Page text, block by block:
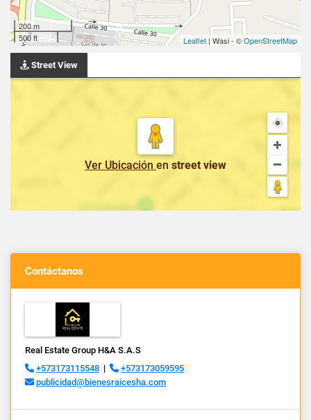
200 m
500 ft
Leaflet | Wasi - ©OpenStreetMap
Street View
Ver Ubicación en street view
Contáctanos
Real Estate Group H&A S.A.S
+573173115548 |
+573173059595
publicidad@bienesraicesha.com